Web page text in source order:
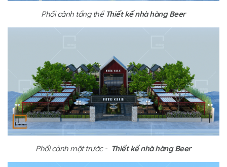
Phối cảnh tổng thể Thiết kế nhà hàng Beer
Phối cảnh mặt trước - Thiết kế nhà hàng Beer